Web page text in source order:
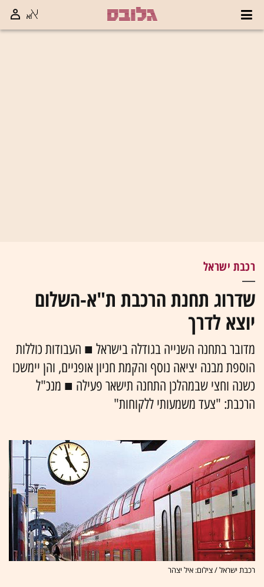
רכבת ישראל
שדרוג תחנת הרכבת ת"א-השלום
יוצא לדרך
מדובר בתחנה השנייה בגודלה בישראל ■ העבודות כוללות
הוספת מבנה יציאה נוסף והקמת חניון אופניים, והן יימשכו
כשנה וחצי שבמהלכן התחנה תישאר פעילה ■ מנכ"ל
הרכבת: "צעד משמעותי ללקוחות"
רכבת ישראל / צילום: איל יצהר